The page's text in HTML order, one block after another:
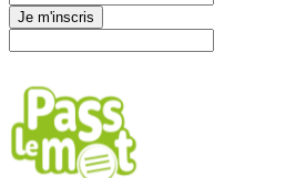
Je m'inscris